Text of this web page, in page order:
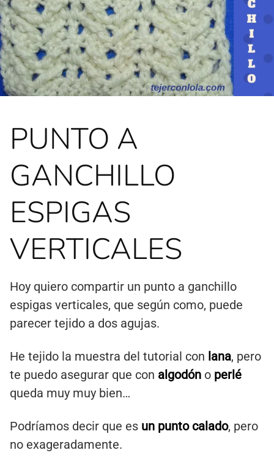
PUNTO A
GANCHILLO
ESPIGAS
VERTICALES
Hoy quiero compartir un punto a ganchillo
espigas verticales, que según como, puede
parecer tejido a dos agujas.
He tejido la muestra del tutorial con lana, pero
te puedo asegurar que con algodón o perlé
queda muy muy bien…
Podríamos decir que es un punto calado, pero
no exageradamente.